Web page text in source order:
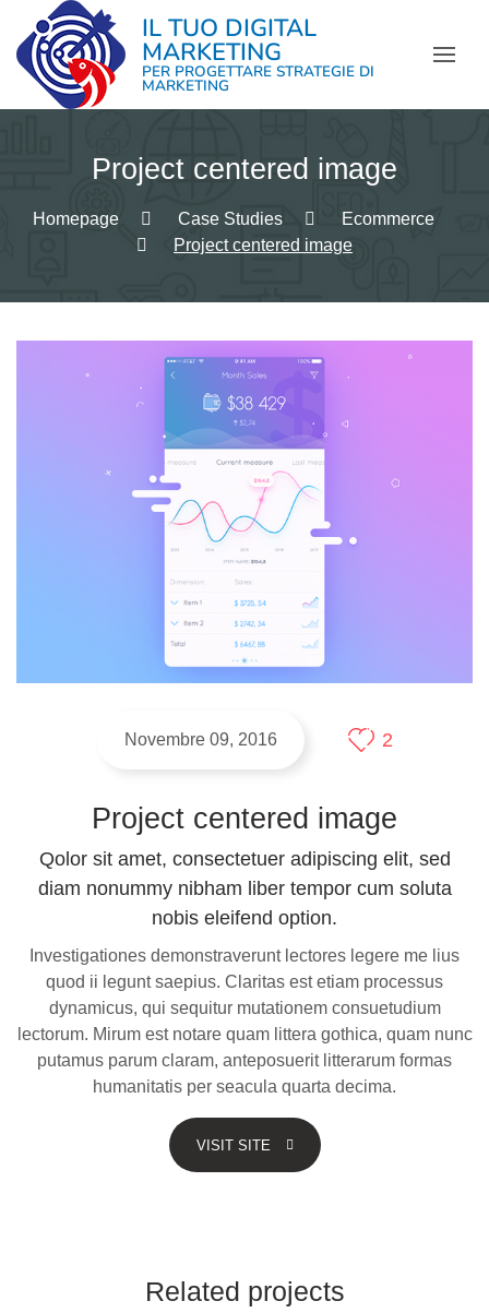
content
IL TUO DIGITAL
MARKETING
PER PROGETTARE STRATEGIE DI
MARKETING
Project centered image
Homepage Case Studies
Ecommerce
Project centered image
Novembre 09, 2016 2
Project centered image
Qolor sit amet, consectetuer adipiscing elit, sed
diam nonummy nibham liber tempor cum soluta
nobis eleifend option.
Investigationes demonstraverunt lectores legere me lius
quod ii legunt saepius. Claritas est etiam processus
dynamicus, qui sequitur mutationem consuetudium
lectorum. Mirum est notare quam littera gothica, quam nunc
putamus parum claram, anteposuerit litterarum formas
humanitatis per seacula quarta decima.
VISIT SITE
Related projects